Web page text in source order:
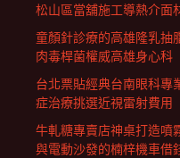
松山區當舖施工導熱介面
童顏針診療的高雄隆乳抽
肉毒桿菌權威高雄身心科
台北票貼經典台南眼科專
症治療挑選近視雷射費用
牛軋糖專賣店神桌打造噴
與電動沙發的楠梓機車借